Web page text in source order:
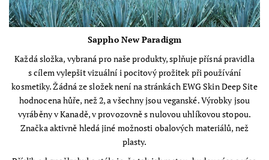
Sappho New Paradigm
Každá složka, vybraná pro naše produkty, splňuje přísná pravidla
s cílem vylepšit vizuální i pocitový prožitek při používání
kosmetiky. Žádná ze složek není na stránkách EWG Skin Deep Site
hodnocena hůře, než 2, a všechny jsou veganské. Výrobky jsou
vyráběny v Kanadě, v provozovně s nulovou uhlíkovou stopou.
Značka aktivně hledá jiné možnosti obalových materiálů, než
plasty.